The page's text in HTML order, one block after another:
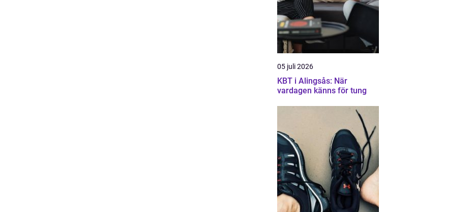
05 juli 2026
KBT i Alingsås: När
vardagen känns för tung